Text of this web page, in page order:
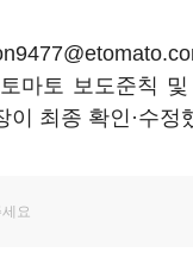
마토 보도준칙
이 최종 확인·수정